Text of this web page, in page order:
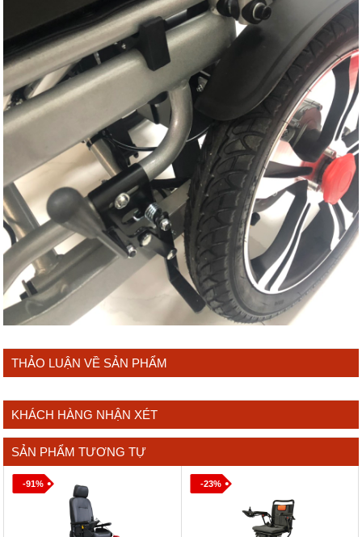
THẢO LUẬN VỀ SẢN PHẨM
KHÁCH HÀNG NHẬN XÉT
SẢN PHẨM TƯƠNG TỰ
-91% -23%